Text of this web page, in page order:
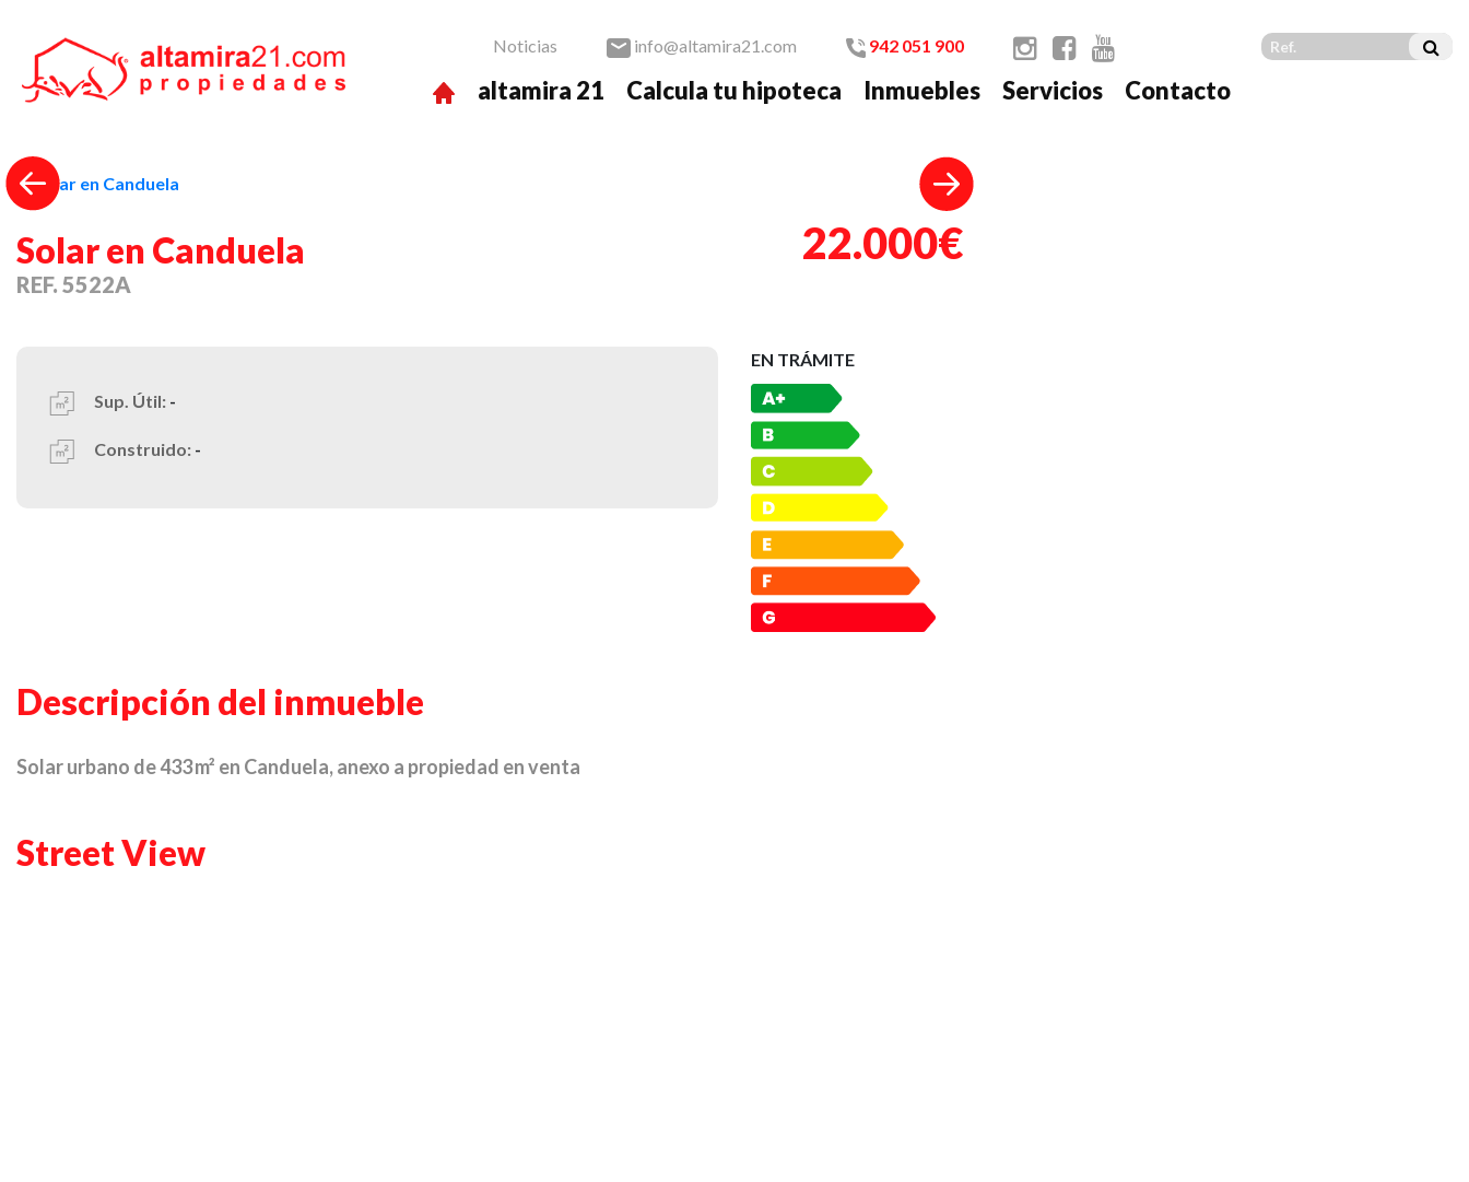
Noticias info@altamira21.com 942 051 900
altamira 21 Calcula tu hipoteca Inmuebles Servicios Contacto
Previous Next
Solar en Canduela
REF. 5522A
22.000€
Sup. Útil: -
Construido: -
EN TRÁMITE
Descripción del inmueble
Solar urbano de 433 m² en Canduela, anexo a propiedad en venta
Street View